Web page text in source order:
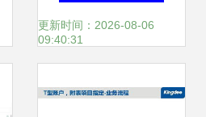
能解析——以有喜
更新时间：2026-08-06
09:40:31